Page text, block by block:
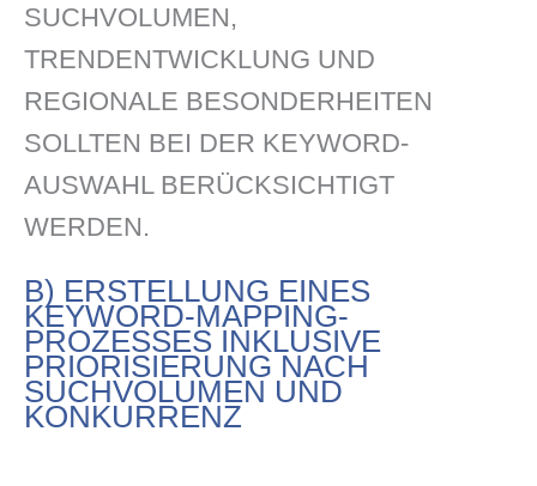
SUCHVOLUMEN,
TRENDENTWICKLUNG UND
REGIONALE BESONDERHEITEN
SOLLTEN BEI DER KEYWORD-
AUSWAHL BERÜCKSICHTIGT
WERDEN.
B) ERSTELLUNG EINES
KEYWORD-MAPPING-
PROZESSES INKLUSIVE
PRIORISIERUNG NACH
SUCHVOLUMEN UND
KONKURRENZ